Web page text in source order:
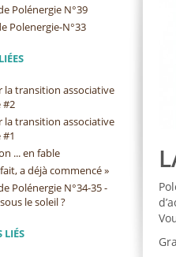
Polénergie N°39
Polenergie-N°33
la transition associative
#2
la transition associative
... en fable
a déjà commencé »
Polénergie N°34-35 -
le soleil ?
LIÉS